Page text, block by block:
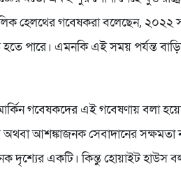
হেলথের গবেষকরা বলেছেন, ২০২২
হতে পারে। এমনকি এই সময় পর্যন্ত
মার্কিন গবেষকদের এই গবেষণায় বলা
অথবা আশঙ্কাজনক সেবাদানের সক্ষমতা
দৃশ্যের একটি। কিন্তু হোয়াইট হাউস